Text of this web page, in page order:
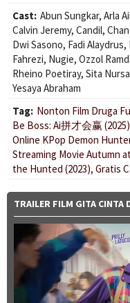
Cast: Abun Sungkar, Arla
Calvin Jeremy, Candil,
Dwi Sasono, Fadi Alaydrus,
Fahrezi, Nugie, Ozzol
Rheino Poetiray, Sita
Yesaya Abraham
Tag: Nonton Film Druga
Be Boss: Ai拼才会赢 (2025)
Online KPop Demon
Streaming Movie Autumn
the Hunted (2023), Gratis
TRAILER FILM GITA CINTA